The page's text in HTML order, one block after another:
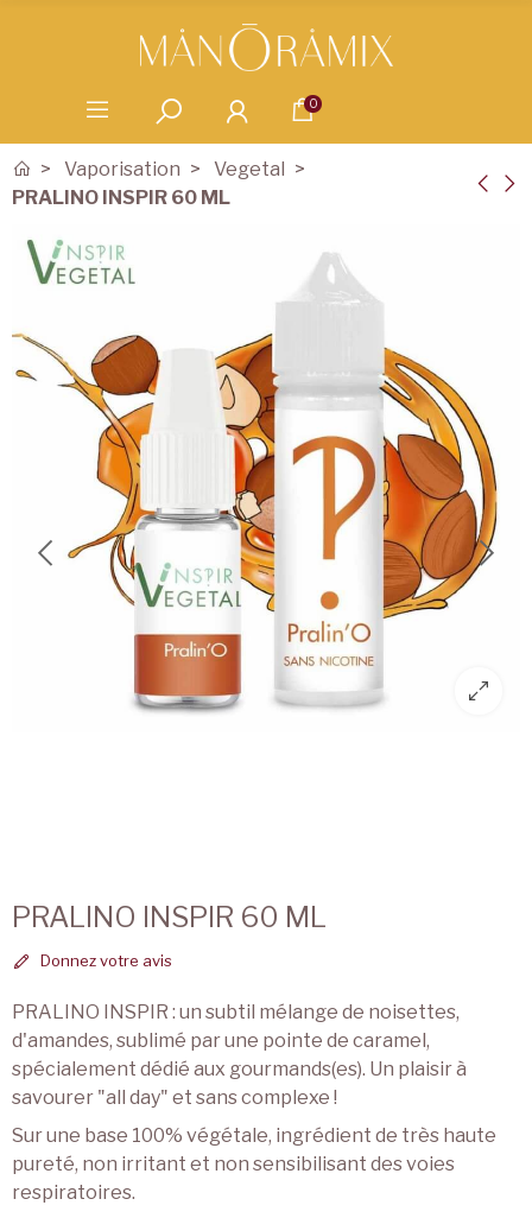
0
Vaporisation
Vegetal
PRALINO INSPIR 60 ML
PRALINO INSPIR 60 ML
Donnez votre avis
PRALINO INSPIR : un subtil mélange de noisettes,
d'amandes, sublimé par une pointe de caramel,
spécialement dédié aux gourmands(es). Un plaisir à
savourer "all day" et sans complexe !
Sur une base 100% végétale, ingrédient de très haute
pureté, non irritant et non sensibilisant des voies
respiratoires.